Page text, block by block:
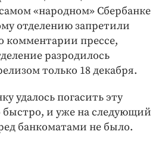
«народном» Сбербанке
отделению запретили
комментарии прессе,
разродилось
только 18 декабря.
удалось погасить эту
быстро, и уже на следующий
банкоматами не было.